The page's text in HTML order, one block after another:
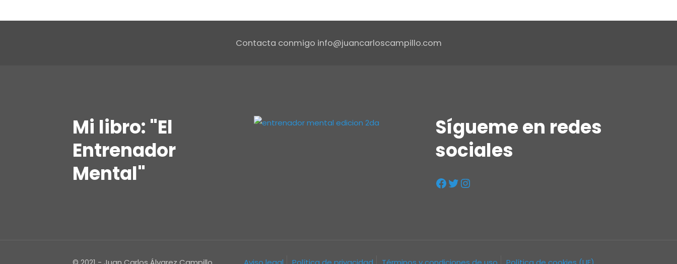
Contacta conmigo info@juancarloscampillo.com
Mi libro: "El
Entrenador
Mental"
Sígueme en redes
sociales